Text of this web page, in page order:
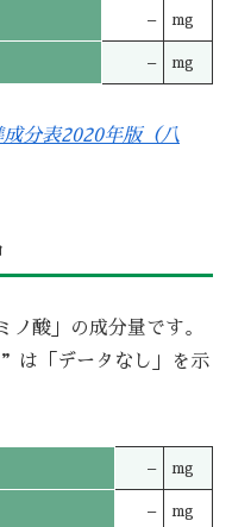
– mg
– mg
分表2020年版（八
ノ酸」の成分量です。
「データなし」を示
– mg
– mg